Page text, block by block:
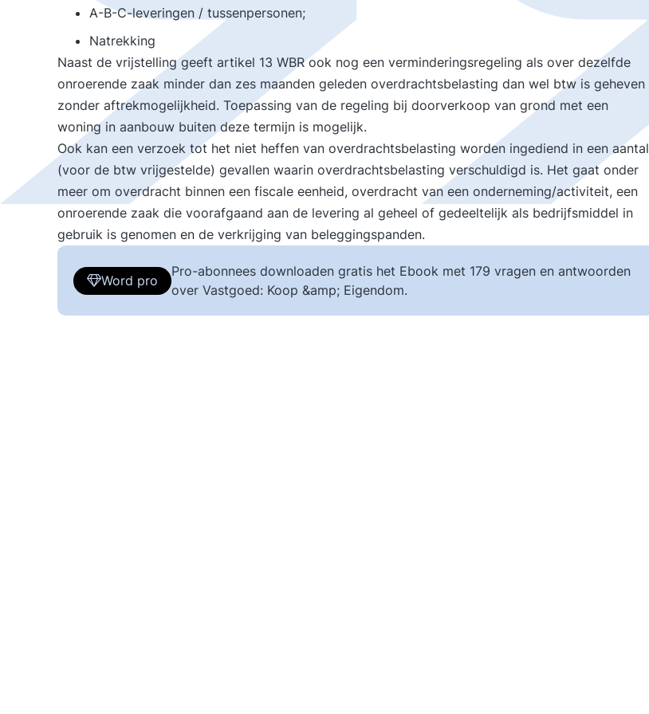
A-B-C-leveringen / tussenpersonen;
Natrekking
Naast de vrijstelling geeft artikel 13 WBR ook nog een verminderingsregeling als over dezelfde
onroerende zaak minder dan zes maanden geleden overdrachtsbelasting dan wel btw is geheven
zonder aftrekmogelijkheid. Toepassing van de regeling bij doorverkoop van grond met een
woning in aanbouw buiten deze termijn is mogelijk.
Ook kan een verzoek tot het niet heffen van overdrachtsbelasting worden ingediend in een aantal
(voor de btw vrijgestelde) gevallen waarin overdrachtsbelasting verschuldigd is. Het gaat onder
meer om overdracht binnen een fiscale eenheid, overdracht van een onderneming/activiteit, een
onroerende zaak die voorafgaand aan de levering al geheel of gedeeltelijk als bedrijfsmiddel in
gebruik is genomen en de verkrijging van beleggingspanden.
Word pro
Pro-abonnees downloaden gratis het Ebook met 179 vragen en antwoorden
over Vastgoed: Koop &amp; Eigendom.